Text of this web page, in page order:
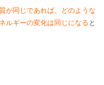
が同じであれば、どのような
ルギーの変化は同じになると